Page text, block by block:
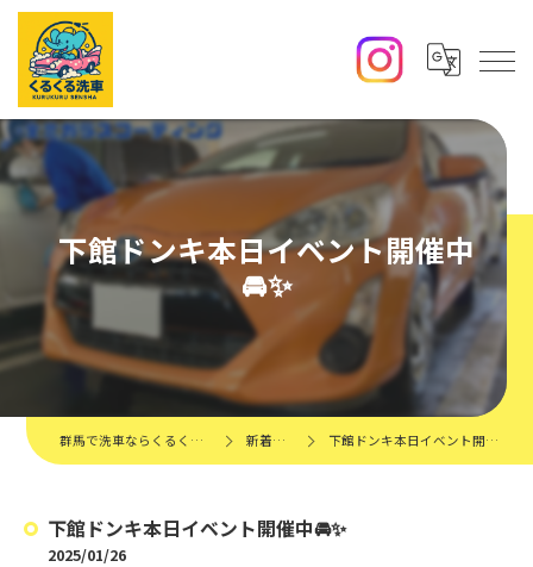
下館ドンキ本日イベント開催中
🚘✨️
群馬で洗車ならくるくる洗車 新着情報 下館ドンキ本日イベント開催中🚘✨️
下館ドンキ本日イベント開催中🚘✨️
2025/01/26